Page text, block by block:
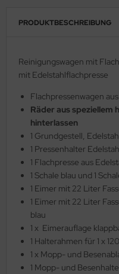
PRODUKTBESCHREIBUNG
Reinigungswagen mit
mit Edelstahlflachpresse
Flachpressenwagen
Räder aus speziellem
hinterlassen
1 Grundgestell,
1 Pressenhalter
1 Flachpresse aus
1 Schale blau und 1
1 Eimer mit 22 Liter
1 Eimer mit 22 Liter
blau
1 x Eimerauflage
1 Halterahmen für 1 x
1 x Mopp- und
1 Mopp- und